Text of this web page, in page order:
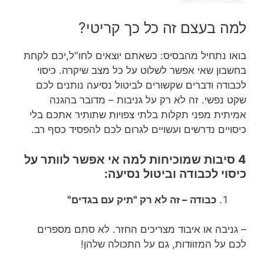
למה בעצם זה כל כך קריטי?
בואו נתחיל מהבסיס: כשאתם יוצאים לחו"ל,יכם לקחת
בחשבון שאי אפשר לשלוט על כל מצב שיקרה. כיסוי
לכבודה ודברים שקשורים לביטול נסיעה נותנים לכם
שקט נפשי. זה לא רק על גניבות – מדובר בהגנה
אמיתית מפני תקלות בלתי צפויות שתותיר אתכם בלי
כיסויים נדרשים ועשויים לגרום לכם להפסיד כסף רב.
4 סיבות שמוכיחות למה אי אפשר לוותר על
כיסוי לכבודה וביטול נסיעה:
כבודה – זה לא רק "תיק עם בגדים"
– גניבה או איבוד מצריכים החזר. לא סתם מספרים
לכם על המזוודות, גם על התכולה שלהן!